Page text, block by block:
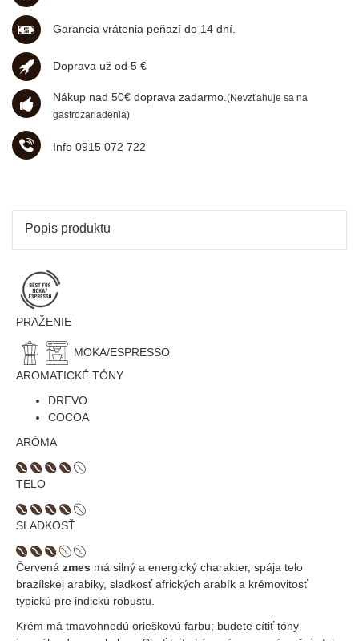
Garancia vrátenia peňazí do 14 dní.
Doprava už od 5 €
Nákup nad 50€ doprava zadarmo. (Nevzťahuje sa na
gastrozariadenia)
Info 0915 072 722
Popis produktu
PRAŽENIE
MOKA/ESPRESSO
AROMATICKÉ TÓNY
DREVO
COCOA
ARÓMA
TELO
SLADKOSŤ
Červená zmes má silný a energický charakter, spája telo
brazílskej arabiky, sladkosť afrických arabík a krémovitosť
typickú pre indickú robustu.
Krém má tmavohnedú orieškovú farbu; budete cítiť tóny